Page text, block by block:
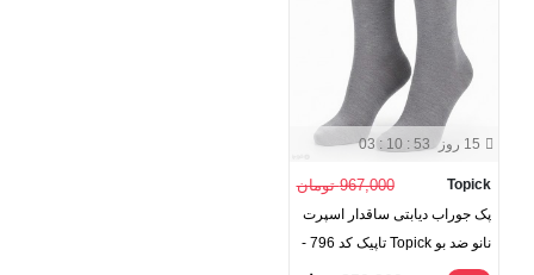
15 روز 03 : 10 : 52
Topick 967,000 تومان
پک جوراب دیابتی ساقدار اسپرت
نانو ضد بو Topick تاپیک کد 796 -
بسته 2 جفتی